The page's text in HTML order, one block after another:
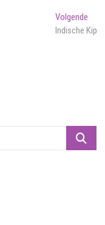
Volgende
Indische Kip
Zoeken